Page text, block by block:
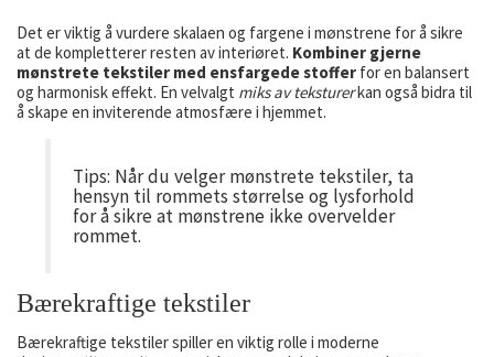
Det er viktig å vurdere skalaen og fargene i mønstrene for å sikre
at de kompletterer resten av interiøret. Kombiner gjerne
mønstrete tekstiler med ensfargede stoffer for en balansert
og harmonisk effekt. En velvalgt miks av teksturerkan også bidra til
å skape en inviterende atmosfære i hjemmet.
Tips: Når du velger mønstrete tekstiler, ta
hensyn til rommets størrelse og lysforhold
for å sikre at mønstrene ikke overvelder
rommet.
Bærekraftige tekstiler
Bærekraftige tekstiler spiller en viktig rolle i moderne